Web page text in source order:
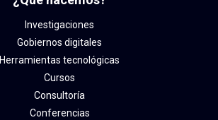
Investigaciones
Gobiernos digitales
Herramientas tecnológicas
Cursos
Consultoría
Conferencias